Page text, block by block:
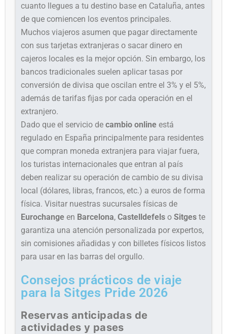
cuanto llegues a tu destino base en Cataluña, antes
de que comiencen los eventos principales.
Muchos viajeros asumen que pagar directamente
con sus tarjetas extranjeras o sacar dinero en
cajeros locales es la mejor opción. Sin embargo, los
bancos tradicionales suelen aplicar tasas por
conversión de divisa que oscilan entre el 3% y el 5%,
además de tarifas fijas por cada operación en el
extranjero.
Dado que el servicio decambio online está
regulado en España principalmente para residentes
que compran moneda extranjera para viajar fuera,
los turistas internacionales que entran al país
deben realizar su operación de cambio de su divisa
local (dólares, libras, francos, etc.) a euros de forma
física. Visitar nuestras sucursales físicas de
Eurochange en Barcelona,Castelldefels oSitges te
garantiza una atención personalizada por expertos,
sin comisiones añadidas y con billetes físicos listos
para usar en las barras del orgullo.
Consejos prácticos de viaje
para la Sitges Pride 2026
Reservas anticipadas de
actividades y pases